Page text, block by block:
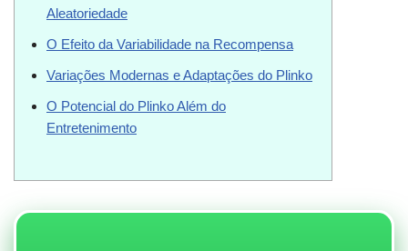
Aleatoriedade
O Efeito da Variabilidade na Recompensa
Variações Modernas e Adaptações do Plinko
O Potencial do Plinko Além do
Entretenimento